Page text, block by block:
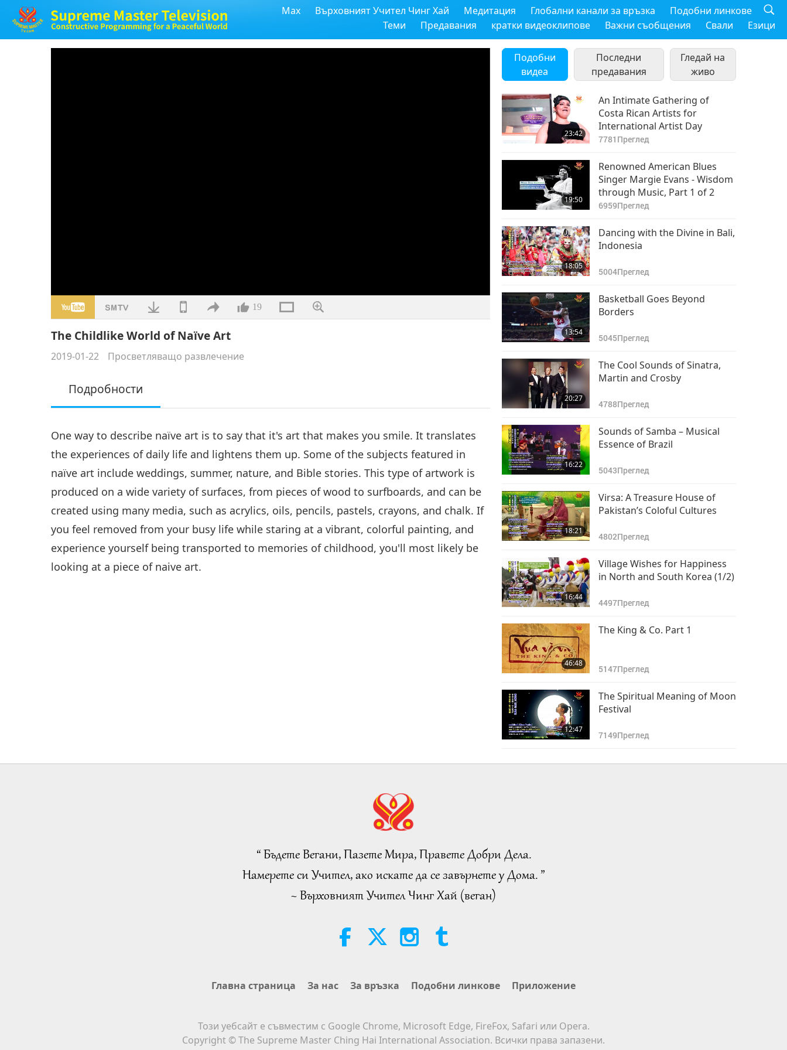
Max Върховният Учител Чинг Хай Медитация Глобални канали за връзка
Подобни линкове
Теми
Предавания кратки видеоклипове Важни съобщения Свали Езици
19
The Childlike World of Naïve Art
2019-01-22 Просветляващо развлечение
Подробности
One way to describe naïve art is to say that it's art that makes you smile. It translates
the experiences of daily life and lightens them up. Some of the subjects featured in
naïve art include weddings, summer, nature, and Bible stories. This type of artwork is
produced on a wide variety of surfaces, from pieces of wood to surfboards, and can be
created using many media, such as acrylics, oils, pencils, pastels, crayons, and chalk. If
you feel removed from your busy life while staring at a vibrant, colorful painting, and
experience yourself being transported to memories of childhood, you'll most likely be
looking at a piece of naive art.
Подобни
видеа
Последни
предавания
Гледай на
живо
23:42
An Intimate Gathering of
Costa Rican Artists for
International Artist Day
7781 Преглед
19:50
Renowned American Blues
Singer Margie Evans - Wisdom
through Music, Part 1 of 2
6959Преглед
18:05
Dancing with the Divine in Bali,
Indonesia
5004Преглед
13:54
Basketball Goes Beyond
Borders
5045Преглед
20:27
The Cool Sounds of Sinatra,
Martin and Crosby
4788Преглед
16:22
Sounds of Samba – Musical
Essence of Brazil
5043Преглед
18:21
Virsa: A Treasure House of
Pakistan’s Coloful Cultures
4802Преглед
16:44
Village Wishes for Happiness
in North and South Korea (1/2)
4497Преглед
46:48
The King & Co. Part 1
5147Преглед
12:47
The Spiritual Meaning of Moon
Festival
7149Преглед
“ Бъдете Вегани, Пазете Мира, Правете Добри Дела.
Намерете си Учител, ако искате да се завърнете у Дома. ”
~ Върховният Учител Чинг Хай (веган)
Главна страница За нас За връзка Подобни линкове Приложение
Този уебсайт е съвместим с Google Chrome, Microsoft Edge, FireFox, Safari или Opera.
Copyright © The Supreme Master Ching Hai International Association. Всички права запазени.